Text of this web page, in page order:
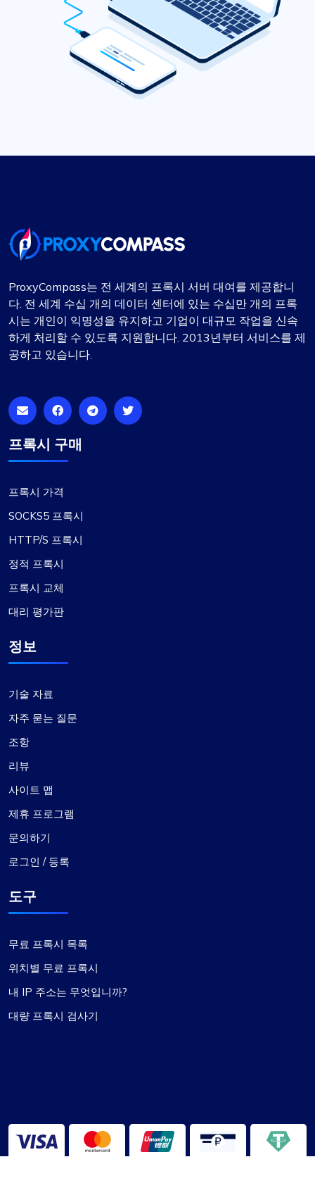
ProxyCompass는 전 세계의 프록시 서버 대여를 제공합니
다. 전 세계 수십 개의 데이터 센터에 있는 수십만 개의 프록
시는 개인이 익명성을 유지하고 기업이 대규모 작업을 신속
하게 처리할 수 있도록 지원합니다. 2013년부터 서비스를 제
공하고 있습니다.
프록시 구매
프록시 가격
SOCKS5 프록시
HTTP/S 프록시
정적 프록시
프록시 교체
대리 평가판
정보
기술 자료
자주 묻는 질문
조항
리뷰
사이트 맵
제휴 프로그램
문의하기
로그인 / 등록
도구
무료 프록시 목록
위치별 무료 프록시
내 IP 주소는 무엇입니까?
대량 프록시 검사기